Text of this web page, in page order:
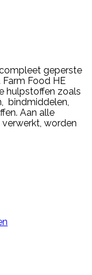
geperste
Food HE
hulpstoffen zoals
bindmiddelen,
Aan alle
worden